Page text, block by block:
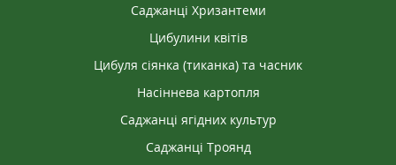
Саджанці Хризантеми
Цибулини квітів
Цибуля сіянка (тиканка) та часник
Насіннева картопля
Саджанці ягідних культур
Саджанці Троянд